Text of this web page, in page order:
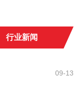
行业新闻
09-13